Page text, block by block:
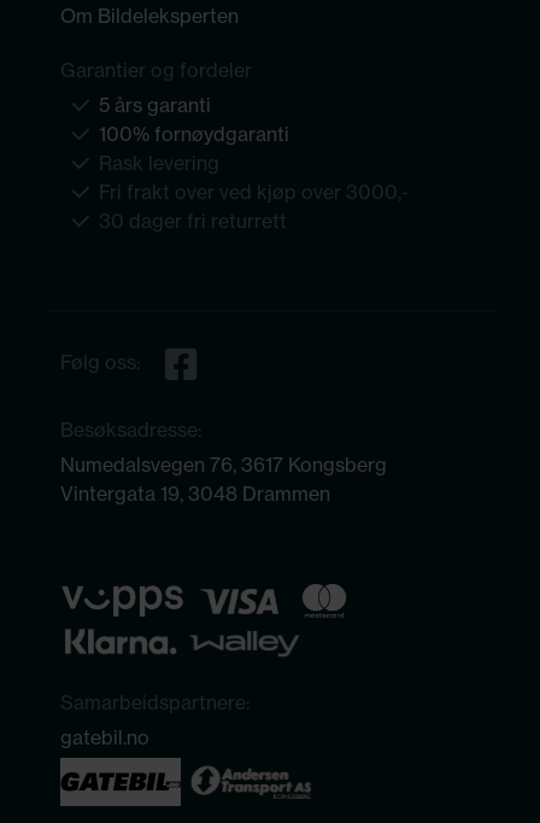
Om Bildeleksperten
Garantier og fordeler
5 års garanti
100% fornøydgaranti
Rask levering
Fri frakt over ved kjøp over 3000,-
30 dager fri returrett
Følg oss:
Besøksadresse:
Numedalsvegen 76, 3617 Kongsberg
Vintergata 19, 3048 Drammen
Samarbeidspartnere:
gatebil.no